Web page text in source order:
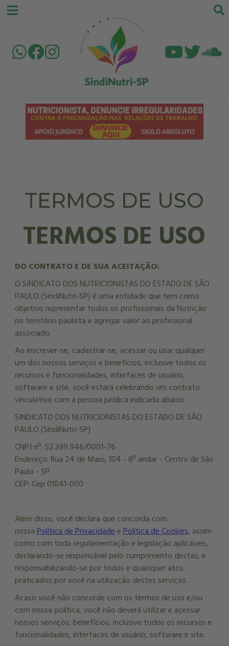
TERMOS DE USO
TERMOS DE USO
DO CONTRATO E DE SUA ACEITAÇÃO:
O SINDICATO DOS NUTRICIONISTAS DO ESTADO DE SÃO
PAULO (SindiNutri-SP) é uma entidade que tem como
objetivo representar todos os profissionais da Nutrição
no território paulista e agregar valor ao profissional
associado.
Ao inscrever-se, cadastrar-se, acessar ou usar qualquer
um dos nossos serviços e benefícios, inclusive todos os
recursos e funcionalidades, interfaces de usuário,
software e site, você estará celebrando um contrato
vinculativo com a pessoa jurídica indicada abaixo:
SINDICATO DOS NUTRICIONISTAS DO ESTADO DE SÃO
PAULO (SindiNutri-SP)
CNPJ nº: 52.399.946/0001-76
Endereço: Rua 24 de Maio, 104 - 8º andar - Centro de São
Paulo - SP
CEP: Cep 01041-000
Além disso, você declara que concorda com
nossa Política de Privacidade e Política de Cookies, assim
como com toda regulamentação e legislação aplicáveis,
declarando-se responsável pelo cumprimento destas, e
responsabilizando-se por todos e quaisquer atos
praticados por você na utilização destes serviços.
Acaso você não concorde com os termos de uso e/ou
com nossa política, você não deverá utilizar e acessar
nossos serviços, benefícios, inclusive todos os recursos e
funcionalidades, interfaces de usuário, software e site.